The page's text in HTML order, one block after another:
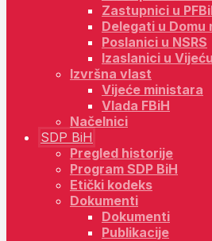
Zastupnici u
Delegati u Domu
Poslanici u NSRS
Izaslanici u
Izvršna vlast
Vijeće ministara
Vlada FBiH
Načelnici
SDP BiH
Pregled historije
Program SDP BiH
Etički kodeks
Dokumenti
Dokumenti
Publikacije